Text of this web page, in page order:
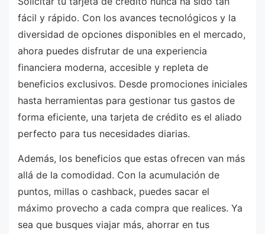
fácil y rápido. Con los avances tecnológicos y la
diversidad de opciones disponibles en el mercado,
ahora puedes disfrutar de una experiencia
financiera moderna, accesible y repleta de
beneficios exclusivos. Desde promociones iniciales
hasta herramientas para gestionar tus gastos de
forma eficiente, una tarjeta de crédito es el aliado
perfecto para tus necesidades diarias.
Además, los beneficios que estas ofrecen van más
allá de la comodidad. Con la acumulación de
puntos, millas o cashback, puedes sacar el
máximo provecho a cada compra que realices. Ya
sea que busques viajar más, ahorrar en tus